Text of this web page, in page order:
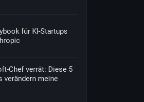
für KI-Startups
Chef verrät: Diese 5
verändern meine